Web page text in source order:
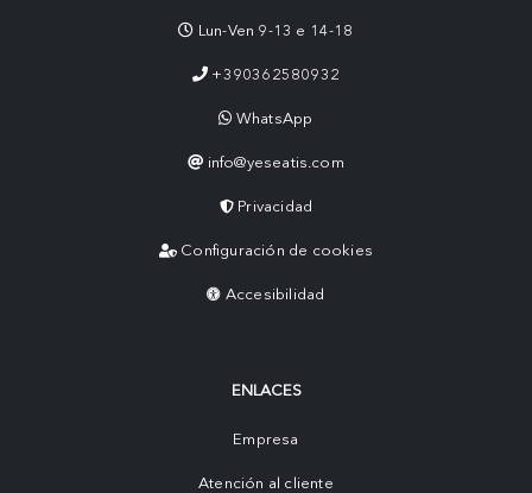
Lun-Ven 9-13 e 14-18
+390362580932
WhatsApp
info@yeseatis.com
Privacidad
Configuración de cookies
Accesibilidad
ENLACES
Empresa
Atención al cliente